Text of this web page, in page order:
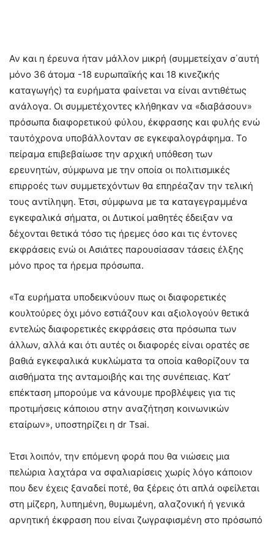
Αν και η έρευνα ήταν μάλλον μικρή (συμμετείχαν σ΄αυτή
μόνο 36 άτομα -18 ευρωπαϊκής και 18 κινεζικής
καταγωγής) τα ευρήματα φαίνεται να είναι αντιθέτως
ανάλογα. Οι συμμετέχοντες κλήθηκαν να «διαβάσουν»
πρόσωπα διαφορετικού φύλου, έκφρασης και φυλής ενώ
ταυτόχρονα υποβάλλονταν σε εγκεφαλογράφημα. Το
πείραμα επιβεβαίωσε την αρχική υπόθεση των
ερευνητών, σύμφωνα με την οποία οι πολιτισμικές
επιρροές των συμμετεχόντων θα επηρέαζαν την τελική
τους αντίληψη. Έτσι, σύμφωνα με τα καταγεγραμμένα
εγκεφαλικά σήματα, οι Δυτικοί μαθητές έδειξαν να
δέχονται θετικά τόσο τις ήρεμες όσο και τις έντονες
εκφράσεις ενώ οι Ασιάτες παρουσίασαν τάσεις έλξης
μόνο προς τα ήρεμα πρόσωπα.
«Τα ευρήματα υποδεικνύουν πως οι διαφορετικές
κουλτούρες όχι μόνο εστιάζουν και αξιολογούν θετικά
εντελώς διαφορετικές εκφράσεις στα πρόσωπα των
άλλων, αλλά και ότι αυτές οι διαφορές είναι ορατές σε
βαθιά εγκεφαλικά κυκλώματα τα οποία καθορίζουν τα
αισθήματα της ανταμοιβής και της συνέπειας. Κατ’
επέκταση μπορούμε να κάνουμε προβλέψεις για τις
προτιμήσεις κάποιου στην αναζήτηση κοινωνικών
εταίρων», υποστηρίζει η dr Tsai.
Έτσι λοιπόν, την επόμενη φορά που θα νιώσεις μια
πελώρια λαχτάρα να σφαλιαρίσεις χωρίς λόγο κάποιον
που δεν έχεις ξαναδεί ποτέ, θα ξέρεις ότι απλά οφείλεται
στη μίζερη, λυπημένη, θυμωμένη, αλαζονική ή γενικά
αρνητική έκφραση που είναι ζωγραφισμένη στο πρόσωπό